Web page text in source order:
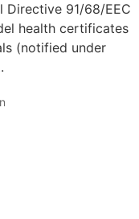
Directive 91/68/EEC
health certificates
(notified under